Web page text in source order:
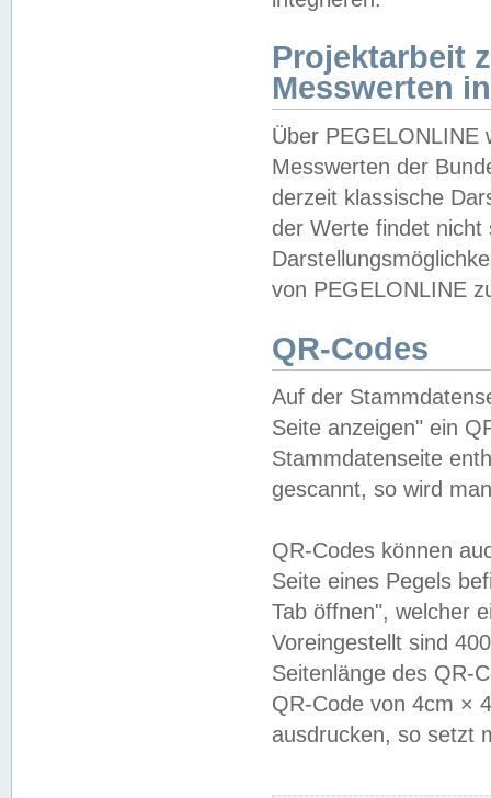
Projektarbeit
Messwerten
Über PEGELONLINE
Messwerten der
derzeit klassische
der Werte findet
von PEGELONLINE
QR-Codes
Auf der
Seite anzeigen" ein
Stammdatenseite
gescannt, so wird
QR-Codes können
Seite eines Pegels
Tab öffnen", welcher
Voreingestellt sind
Seitenlänge des QR-
QR-Code von 4cm ×
ausdrucken, so setzt